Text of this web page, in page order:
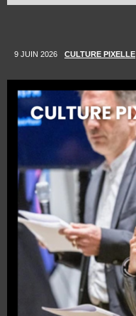
9 JUIN 2026 CULTURE PIXELLE